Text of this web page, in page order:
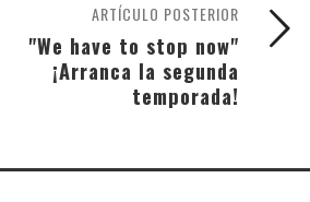
ARTÍCULO POSTERIOR
"We have to stop now"
¡Arranca la segunda
temporada!